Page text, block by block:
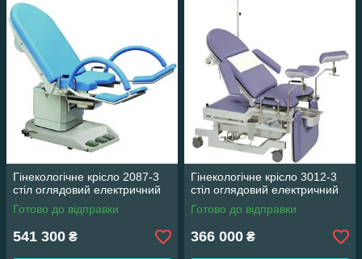
Гінекологічне крісло 2087-3
стіл оглядовий електричний
Готово до відправки
541 300 ₴
Гінекологічне крісло 3012-3
стіл оглядовий електричний
Готово до відправки
366 000 ₴